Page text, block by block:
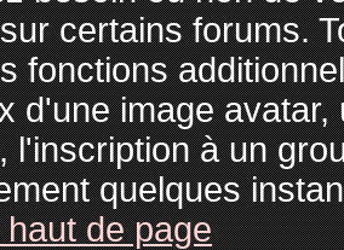
certains forums.
fonctions
d'une image
l'inscription à un
quelques
de page